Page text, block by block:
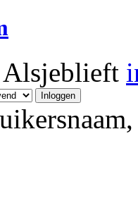
Alsjeblieft